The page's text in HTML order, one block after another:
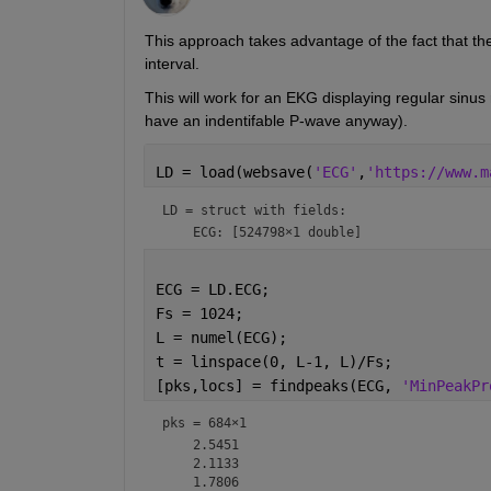
This approach takes advantage of the fact that
interval.
This will work for an EKG displaying regular
have an indentifable P-wave anyway).
LD = load(websave( 'ECG' , 'https://
LD = struct with fields:
ECG = LD.ECG;
Fs = 1024;
L = numel(ECG);
t = linspace(0, L-1, L)/Fs;
[pks,locs] = findpeaks(ECG,
pks = 684×1
    2.5451
    2.1133
    1.7806